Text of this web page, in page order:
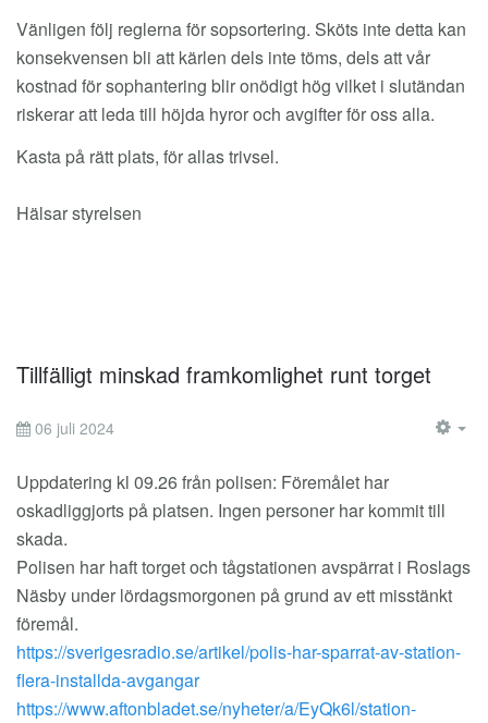
Vänligen följ reglerna för sopsortering. Sköts inte detta kan
konsekvensen bli att kärlen dels inte töms, dels att vår
kostnad för sophantering blir onödigt hög vilket i slutändan
riskerar att leda till höjda hyror och avgifter för oss alla.
Kasta på rätt plats, för allas trivsel.
Hälsar styrelsen
Tillfälligt minskad framkomlighet runt torget
06 juli 2024
Uppdatering kl 09.26 från polisen: Föremålet har
oskadliggjorts på platsen. Ingen personer har kommit till
skada.
Polisen har haft torget och tågstationen avspärrat i Roslags
Näsby under lördagsmorgonen på grund av ett misstänkt
föremål.
https://sverigesradio.se/artikel/polis-har-sparrat-av-station-
flera-installda-avgangar
https://www.aftonbladet.se/nyheter/a/EyQk6l/station-